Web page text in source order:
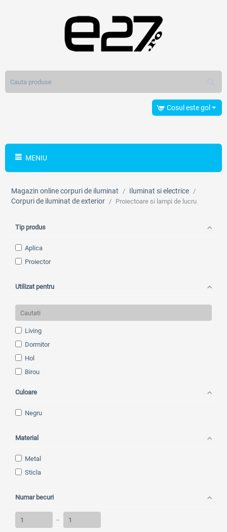
Cosul este gol
MENIU
Magazin online corpuri de iluminat / Iluminat si electrice /
Corpuri de iluminat de exterior / Proiectoare si lampi de lucru
Tip produs
Aplica
Proiector
Utilizat pentru
Living
Dormitor
Hol
Birou
Baie
Culoare
Negru
Material
Metal
Sticla
Numar becuri
–